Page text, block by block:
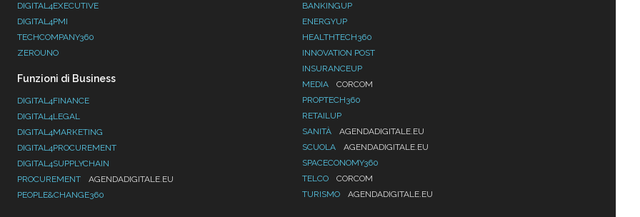
DIGITAL4EXECUTIVE
DIGITAL4PMI
TECHCOMPANY360
ZEROUNO
Funzioni di Business
DIGITAL4FINANCE
DIGITAL4LEGAL
DIGITAL4MARKETING
DIGITAL4PROCUREMENT
DIGITAL4SUPPLYCHAIN
PROCUREMENT
AGENDADIGITALE.EU
PEOPLE&CHANGE360
BANKINGUP
ENERGYUP
HEALTHTECH360
INNOVATION POST
INSURANCEUP
MEDIA
CORCOM
PROPTECH360
RETAILUP
SANITÀ
AGENDADIGITALE.EU
SCUOLA
AGENDADIGITALE.EU
SPACECONOMY360
TELCO
CORCOM
TURISMO
AGENDADIGITALE.EU